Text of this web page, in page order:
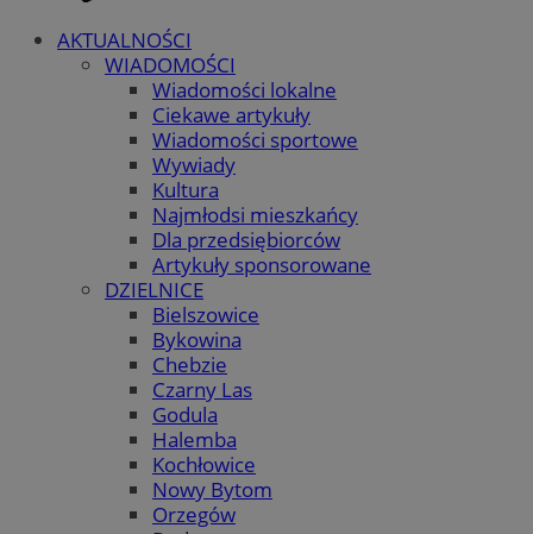
AKTUALNOŚCI
WIADOMOŚCI
Wiadomości lokalne
Ciekawe artykuły
Wiadomości sportowe
Wywiady
Kultura
Najmłodsi mieszkańcy
Dla przedsiębiorców
Artykuły sponsorowane
DZIELNICE
Bielszowice
Bykowina
Chebzie
Czarny Las
Godula
Halemba
Kochłowice
Nowy Bytom
Orzegów